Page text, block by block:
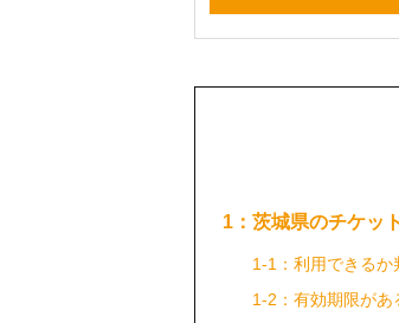
1：茨城県のチケッ
1-1：利用できるか
1-2：有効期限が